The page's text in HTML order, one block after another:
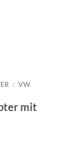
/ VW
mit